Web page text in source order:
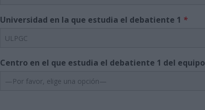
Universidad en la que estudia el debatiente 1 *
Centro en el que estudia el debatiente 1 del equipo